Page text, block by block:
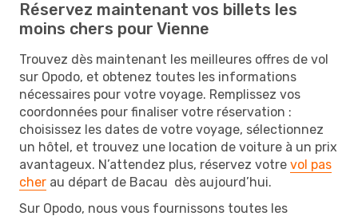
Réservez maintenant vos billets les
moins chers pour Vienne
Trouvez dès maintenant les meilleures offres de vol
sur Opodo, et obtenez toutes les informations
nécessaires pour votre voyage. Remplissez vos
coordonnées pour finaliser votre réservation :
choisissez les dates de votre voyage, sélectionnez
un hôtel, et trouvez une location de voiture à un prix
avantageux. N’attendez plus, réservez votre vol pas
cher au départ de Bacau dès aujourd’hui.
Sur Opodo, nous vous fournissons toutes les